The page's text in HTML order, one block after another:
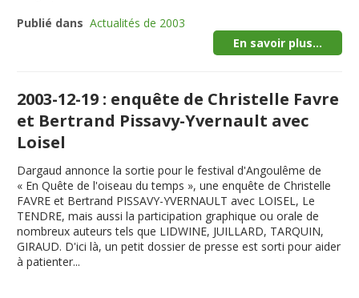
Publié dans Actualités de 2003
En savoir plus...
2003-12-19 : enquête de Christelle Favre
et Bertrand Pissavy-Yvernault avec
Loisel
Dargaud annonce la sortie pour le festival d'Angoulême de
« En Quête de l'oiseau du temps », une enquête de Christelle
FAVRE et Bertrand PISSAVY-YVERNAULT avec LOISEL, Le
TENDRE, mais aussi la participation graphique ou orale de
nombreux auteurs tels que LIDWINE, JUILLARD, TARQUIN,
GIRAUD. D'ici là, un petit dossier de presse est sorti pour aider
à patienter...